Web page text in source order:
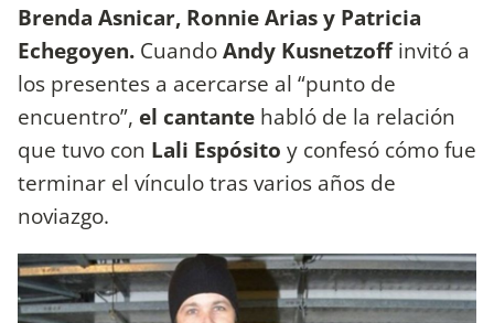
Brenda Asnicar, Ronnie Arias y Patricia
Echegoyen. CuandoAndy Kusnetzoffinvitó a
los presentes a acercarse al “punto de
encuentro”, el cantante habló de la relación
que tuvo con Lali Espósito y confesó cómo fue
terminar el vínculo tras varios años de
noviazgo.